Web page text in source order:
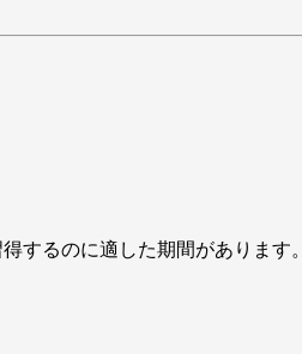
するのに適した期間があります。